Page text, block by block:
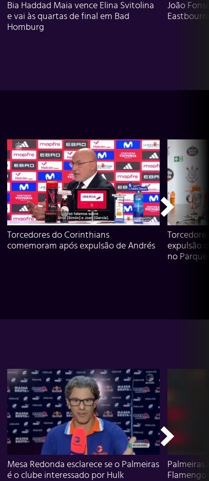
Bia Haddad Maia vence Elina Svitolina
e vai às quartas de final em Bad
Homburg
João
Torcedores do Corinthians
comemoram após expulsão de Andrés
expulsão
no Parque
Mesa Redonda esclarece se o Palmeiras
é o clube interessado por Hulk
Flamengo